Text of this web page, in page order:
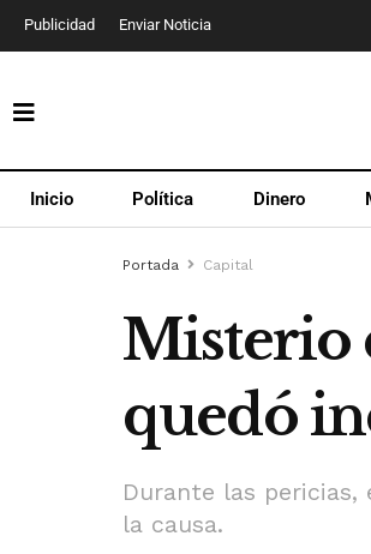
Publicidad Enviar Noticia
Inicio Política Dinero
Portada Capital
Misterio
quedó
Durante las
la causa.